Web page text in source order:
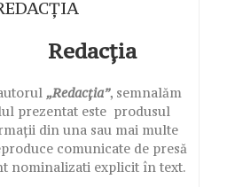
„Redacția”, semnalăm
prezentat este produsul
din una sau mai multe
comunicate de presă
nominalizati explicit în text.